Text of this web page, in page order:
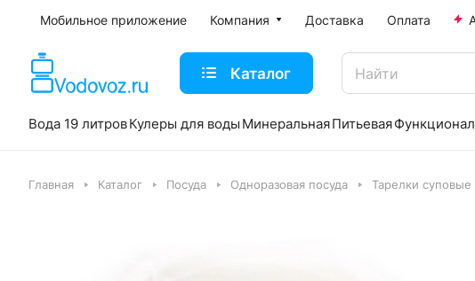
Мобильное приложение Компания Доставка Оплата
Каталог
Вода 19 литровКулеры для воды МинеральнаяПитьевая
Главная Каталог Посуда Одноразовая посуда Тарелки